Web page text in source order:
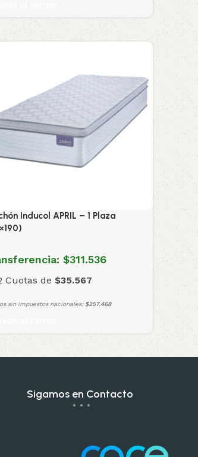
Inducol APRIL – 1 Plaza
$311.536
Cuotas de $35.567
sin impuestos nacionales: $257.468
Sigamos en Contacto